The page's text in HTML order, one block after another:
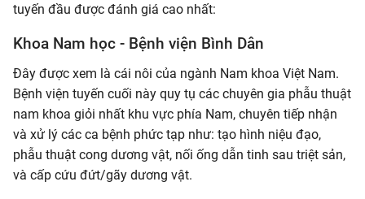
tuyến đầu được đánh giá cao nhất:
Khoa Nam học - Bệnh viện Bình Dân
Đây được xem là cái nôi của ngành Nam khoa Việt Nam.
Bệnh viện tuyến cuối này quy tụ các chuyên gia phẫu thuật
nam khoa giỏi nhất khu vực phía Nam, chuyên tiếp nhận
và xử lý các ca bệnh phức tạp như: tạo hình niệu đạo,
phẫu thuật cong dương vật, nối ống dẫn tinh sau triệt sản,
và cấp cứu đứt/gãy dương vật.